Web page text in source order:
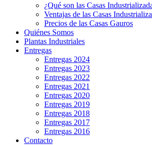
¿Qué son las Casas
Ventajas de las Casas
Precios de las Casas Gauros
Quiénes Somos
Plantas Industriales
Entregas
Entregas 2024
Entregas 2023
Entregas 2022
Entregas 2021
Entregas 2020
Entregas 2019
Entregas 2018
Entregas 2017
Entregas 2016
Contacto